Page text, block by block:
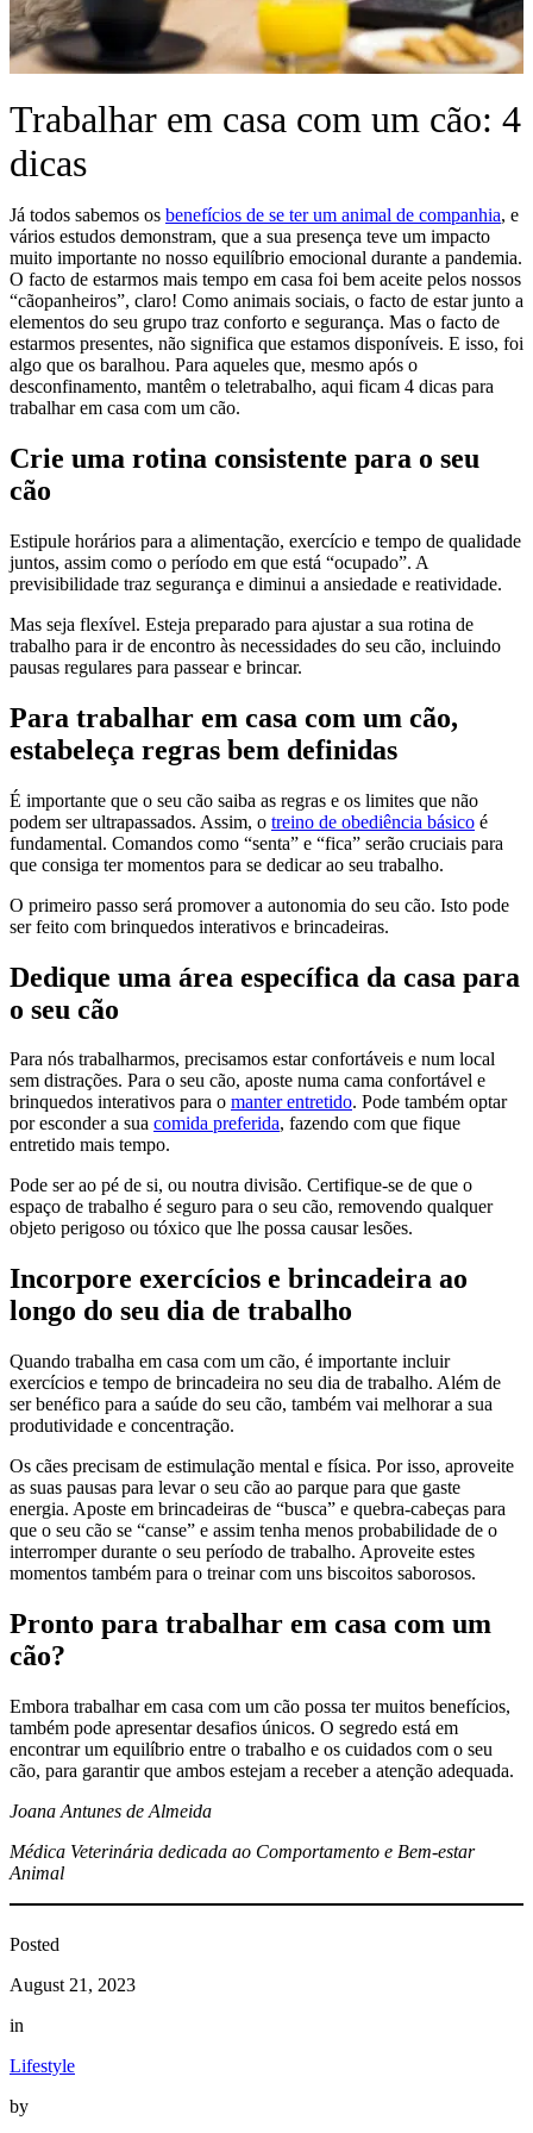
Trabalhar em casa com um cão: 4
dicas
Já todos sabemos os benefícios de se ter um animal de companhia, e
vários estudos demonstram, que a sua presença teve um impacto
muito importante no nosso equilíbrio emocional durante a pandemia.
O facto de estarmos mais tempo em casa foi bem aceite pelos nossos
“cãopanheiros”, claro! Como animais sociais, o facto de estar junto a
elementos do seu grupo traz conforto e segurança. Mas o facto de
estarmos presentes, não significa que estamos disponíveis. E isso, foi
algo que os baralhou. Para aqueles que, mesmo após o
desconfinamento, mantêm o teletrabalho, aqui ficam 4 dicas para
trabalhar em casa com um cão.
Crie uma rotina consistente para o seu
cão
Estipule horários para a alimentação, exercício e tempo de qualidade
juntos, assim como o período em que está “ocupado”. A
previsibilidade traz segurança e diminui a ansiedade e reatividade.
Mas seja flexível. Esteja preparado para ajustar a sua rotina de
trabalho para ir de encontro às necessidades do seu cão, incluindo
pausas regulares para passear e brincar.
Para trabalhar em casa com um cão,
estabeleça regras bem definidas
É importante que o seu cão saiba as regras e os limites que não
podem ser ultrapassados. Assim, o treino de obediência básico é
fundamental. Comandos como “senta” e “fica” serão cruciais para
que consiga ter momentos para se dedicar ao seu trabalho.
O primeiro passo será promover a autonomia do seu cão. Isto pode
ser feito com brinquedos interativos e brincadeiras.
Dedique uma área específica da casa para
o seu cão
Para nós trabalharmos, precisamos estar confortáveis e num local
sem distrações. Para o seu cão, aposte numa cama confortável e
brinquedos interativos para o manter entretido. Pode também optar
por esconder a sua comida preferida, fazendo com que fique
entretido mais tempo.
Pode ser ao pé de si, ou noutra divisão. Certifique-se de que o
espaço de trabalho é seguro para o seu cão, removendo qualquer
objeto perigoso ou tóxico que lhe possa causar lesões.
Incorpore exercícios e brincadeira ao
longo do seu dia de trabalho
Quando trabalha em casa com um cão, é importante incluir
exercícios e tempo de brincadeira no seu dia de trabalho. Além de
ser benéfico para a saúde do seu cão, também vai melhorar a sua
produtividade e concentração.
Os cães precisam de estimulação mental e física. Por isso, aproveite
as suas pausas para levar o seu cão ao parque para que gaste
energia. Aposte em brincadeiras de “busca” e quebra-cabeças para
que o seu cão se “canse” e assim tenha menos probabilidade de o
interromper durante o seu período de trabalho. Aproveite estes
momentos também para o treinar com uns biscoitos saborosos.
Pronto para trabalhar em casa com um
cão?
Embora trabalhar em casa com um cão possa ter muitos benefícios,
também pode apresentar desafios únicos. O segredo está em
encontrar um equilíbrio entre o trabalho e os cuidados com o seu
cão, para garantir que ambos estejam a receber a atenção adequada.
Joana Antunes de Almeida
Médica Veterinária dedicada ao Comportamento e Bem-estar
Animal
Posted
August 21, 2023
in
Lifestyle
by